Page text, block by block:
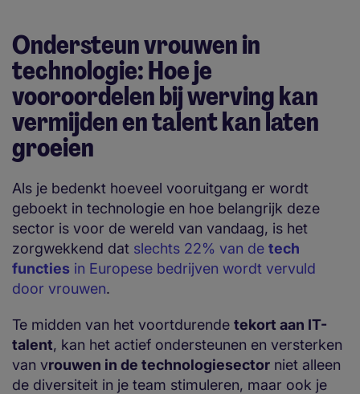
Ondersteun vrouwen in
technologie: Hoe je
vooroordelen bij werving kan
vermijden en talent kan laten
groeien
Als je bedenkt hoeveel vooruitgang er wordt
geboekt in technologie en hoe belangrijk deze
sector is voor de wereld van vandaag, is het
zorgwekkend dat slechts 22% van de tech
functies in Europese bedrijven wordt vervuld
door vrouwen.
Te midden van het voortdurende tekort aan IT-
talent, kan het actief ondersteunen en versterken
van vrouwen in de technologiesector niet alleen
de diversiteit in je team stimuleren, maar ook je